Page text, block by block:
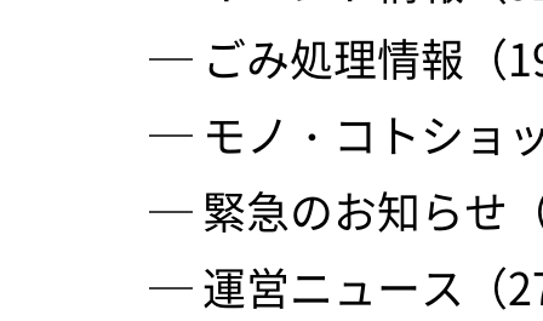
─ ごみ処理情報（
─ モノ・コトショ
─ 緊急のお知らせ
─ 運営ニュース（